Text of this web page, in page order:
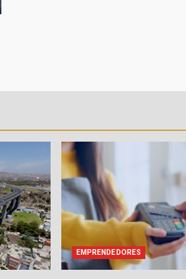
EMPRENDEDORES